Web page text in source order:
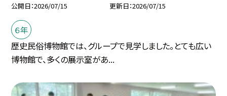
公開日 2026/07/15 更新日 2026/07/15
６年
歴史民俗博物館では、グループで見学しました。とても広い
博物館で、多くの展示室があ...